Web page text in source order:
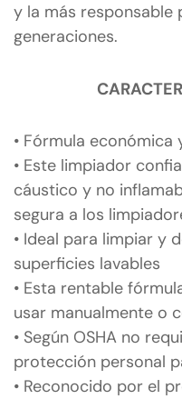
y la más responsable
generaciones.
• Fórmula económica
• Este limpiador
cáustico y no
segura a los
• Ideal para limpiar y
superficies lavables
• Esta rentable
usar manualmente o
• Según OSHA no
protección personal
• Reconocido por el